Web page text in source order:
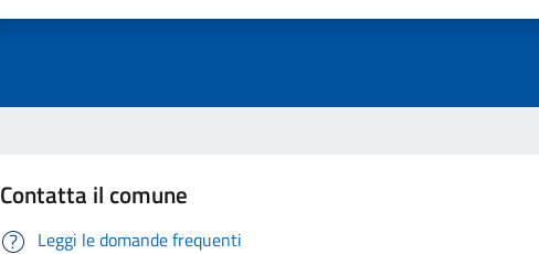
Contatta il comune
Leggi le domande frequenti